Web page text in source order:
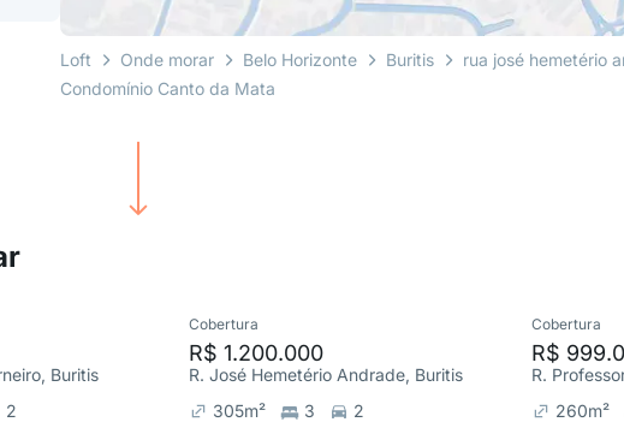
Loft Onde morar Belo Horizonte Buritis
rua josé hemetério
Condomínio Canto da Mata
Buritis
2
Cobertura
R$ 1.200.000
R. José Hemetério Andrade, Buritis
305m² 3 2
Cobertura
R$
R.
260m²